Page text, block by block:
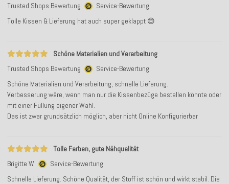
Trusted Shops Bewertung
Service-Bewertung
Tolle Kissen & Lieferung hat auch super geklappt 😊
Schöne Materialien und Verarbeitung
Trusted Shops Bewertung
Service-Bewertung
Schöne Materialien und Verarbeitung, schnelle Lieferung.
Verbesserung wäre, wenn man nur die Kissenbezüge bestellen könnte oder
mit einer Füllung eigener Wahl.
Das ist zwar grundsätzlich möglich, aber nicht Online Konfigurierbar
Tolle Farben, gute Nähqualität
Brigitte W.
Service-Bewertung
Schnelle Lieferung. Schöne Qualität, der Stoff ist schön und wirkt stabil. Die